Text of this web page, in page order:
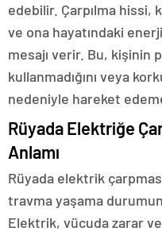
edebilir. Çarpılma hissi,
ve ona hayatındaki
mesajı verir. Bu, kişinin
kullanmadığını veya
nedeniyle hareket
Rüyada Elektriğe
Anlamı
Rüyada elektrik
travma yaşama
Elektrik, vücuda zarar